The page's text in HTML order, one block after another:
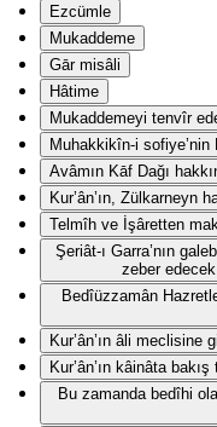
Ezcümle
Mukaddeme
Gār misâli
Hâtime
Mukaddemeyi tenvîr
Muhakkikîn-i sofiye’nin
Avâmın Kāf Dağı
Kur’ân’ın, Zülkarneyn
Telmîh ve İşâretten
Şeriât-ı Garra’nın
zeber
Bedîüzzamân
Kur’ân’ın âli
Kur’ân’ın kâinâta
Bu zamanda bedîhi